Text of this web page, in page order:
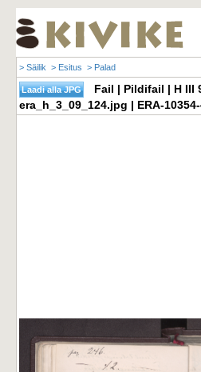
> Säilik > Esitus > Palad
Fail | Pildifail | H III
era_h_3_09_124.jpg | ERA-